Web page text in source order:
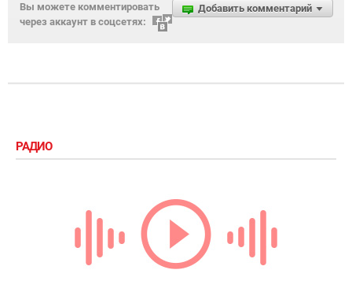
Добавить комментарий
Вы можете комментировать
через аккаунт в соцсетях:
РАДИО